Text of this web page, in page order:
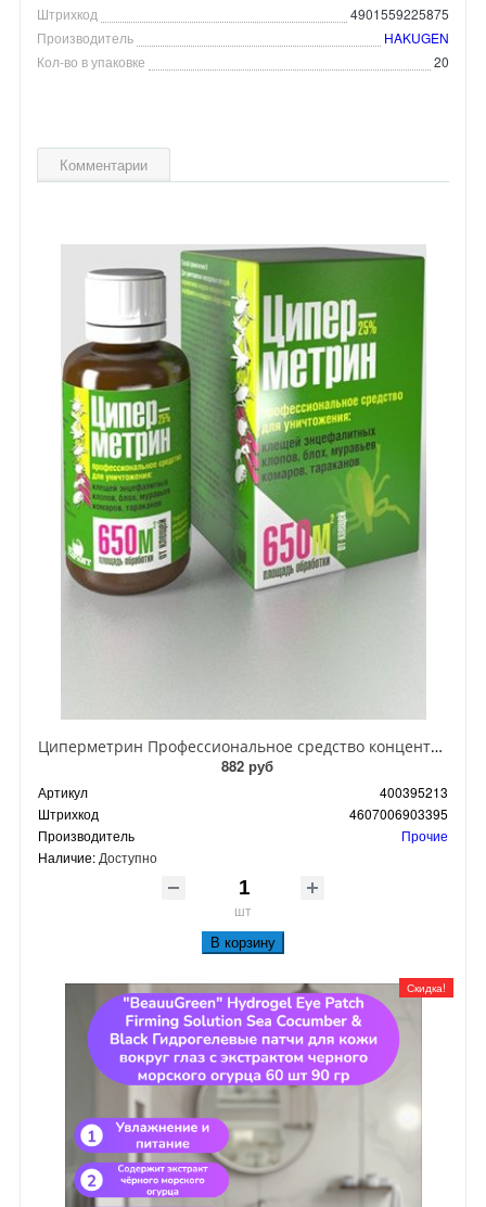
Штрихкод
4901559225875
Производитель
HAKUGEN
Кол-во в упаковке
20
Комментарии
Циперметрин Профессиональное средство концентрат эмульсии 25% для уничтожения тараканов, мух,комаров, блох, клопов, муравьев, ос 50 мл
882 руб
Артикул
400395213
Штрихкод
4607006903395
Производитель
Прочие
Наличие: Доступно
шт
В корзину
Скидка!